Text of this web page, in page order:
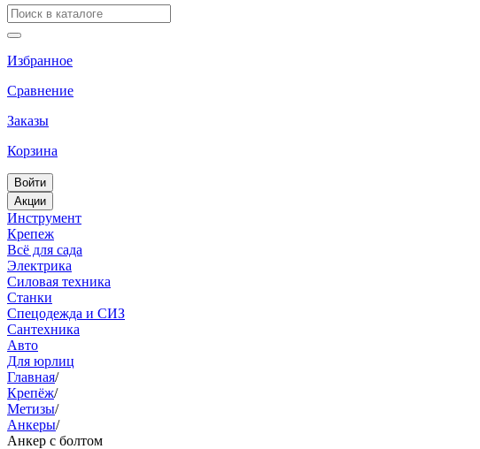
Избранное
Сравнение
Заказы
Корзина
Войти
Акции
Инструмент
Крепеж
Всё для сада
Электрика
Силовая техника
Станки
Спецодежда и СИЗ
Сантехника
Авто
Для юрлиц
Главная/
Крепёж/
Метизы/
Анкеры/
Анкер с болтом